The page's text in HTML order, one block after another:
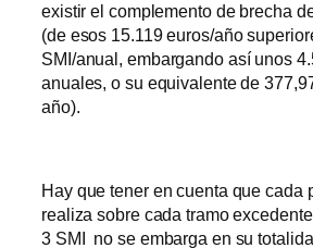
existir el complemento de brecha
(de esos 15.119 euros/año
SMI/anual, embargando así unos
anuales, o su equivalente de
año).
Hay que tener en cuenta que cada
realiza sobre cada tramo
3 SMI no se embarga en su